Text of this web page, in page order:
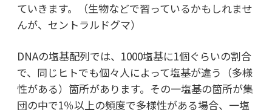
ていきます。（生物などで習っているかもしれませ
んが、セントラルドグマ）
DNAの塩基配列では、1000塩基に1個ぐらいの割合
で、同じヒトでも個々人によって塩基が違う（多様
性がある）箇所があります。その一塩基の箇所が集
団の中で1％以上の頻度で多様性がある場合、一塩